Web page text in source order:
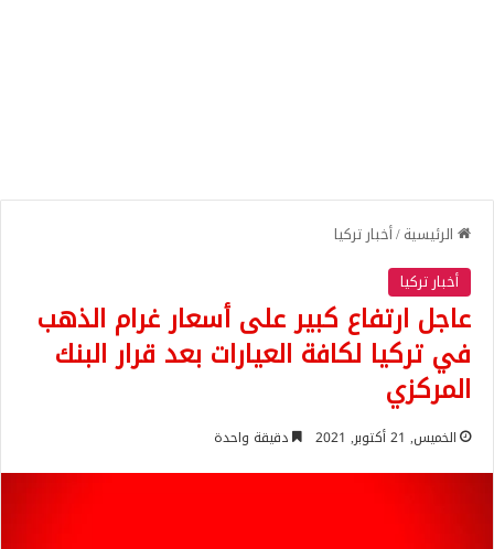
الرئيسية/أخبار تركيا
أخبار تركيا
عاجل ارتفاع كبير على أسعار غرام الذهب
في تركيا لكافة العيارات بعد قرار البنك
المركزي
الخميس, 21 أكتوبر, 2021 دقيقة واحدة